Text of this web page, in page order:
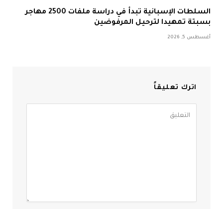
السلطات الإسبانية تبدأ في دراسة ملفات 2500 مهاجر
بسبتة تمهيدا لترحيل المرفوضين
أغسطس 5, 2026
اترك تعليقاً